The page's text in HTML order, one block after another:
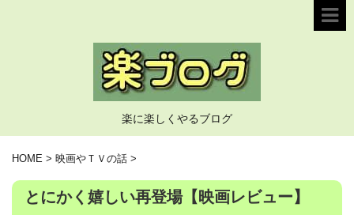
楽に楽しくやるブログ
HOME > 映画やＴＶの話 >
とにかく嬉しい再登場【映画レビュー】